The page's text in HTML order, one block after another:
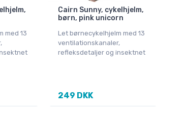
med 13
Cairn Sunny, cykelhjelm,
børn, pink unicorn
Let børnecykelhjelm med 13
ventilationskanaler,
refleksdetaljer og insektnet
249 DKK